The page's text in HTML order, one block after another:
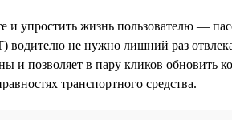
и упростить жизнь пользователю —
не нужно лишний раз
и позволяет в пару кликов
транспортного средства.